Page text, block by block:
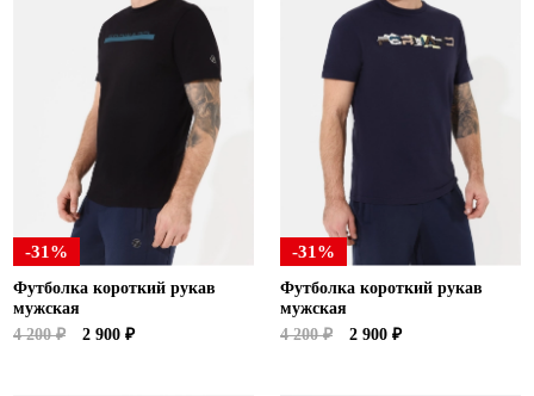
-31%
Футболка короткий рукав
мужская
4 200 ₽
2 900 ₽
-31%
Футболка короткий рукав
мужская
4 200 ₽
2 900 ₽